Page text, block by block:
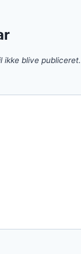
ikke blive publiceret.